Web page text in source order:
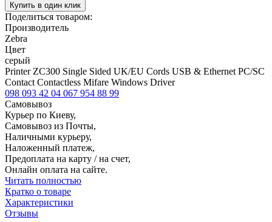
Купить в один клик
Поделиться товаром:
Производитель
Zebra
Цвет
серый
Printer ZC300 Single Sided UK/EU Cords USB & Ethernet PC/SC
Contact Contactless Mifare Windows Driver
098 093 42 04 067 954 88 99
Самовывоз
Курьер по Киеву,
Самовывоз из Почты,
Наличными курьеру,
Наложенный платеж,
Предоплата на карту / на счет,
Онлайн оплата на сайте.
Читать полностью
Кратко о товаре
Характеристики
Отзывы